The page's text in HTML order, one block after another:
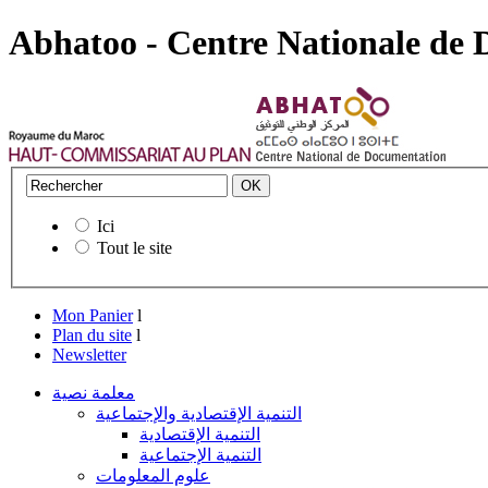
Abhatoo - Centre Nationale de
Ici
Tout le site
Mon Panier l
Plan du site l
Newsletter
معلمة نصية
التنمية الإقتصادية والإجتماعية
التنمية الإقتصادية
التنمية الإجتماعية
علوم المعلومات